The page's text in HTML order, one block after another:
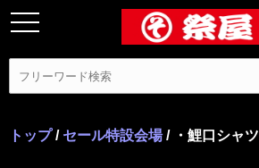
トップ/ セール特設会場/ ・鯉口シャツ